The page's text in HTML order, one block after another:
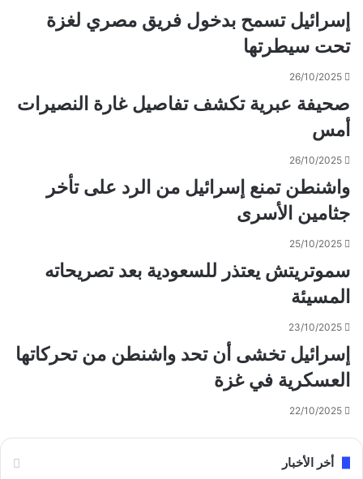
إسرائيل تسمح بدخول فريق مصري لغزة
تحت سيطرتها
26/10/2025
صحيفة عبرية تكشف تفاصيل غارة النصيرات
أمس
26/10/2025
واشنطن تمنع إسرائيل من الرد على تأخر
جثامين الأسرى
25/10/2025
سموتريتش يعتذر للسعودية بعد تصريحاته
المسيئة
23/10/2025
إسرائيل تخشى أن تحد واشنطن من تحركاتها
العسكرية في غزة
22/10/2025
أخر الأخبار